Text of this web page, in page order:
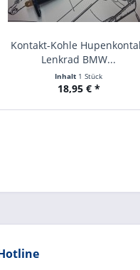
Kontakt-Kohle
Lenkrad BMW...
Inhalt 1 Stück
18,95 € *